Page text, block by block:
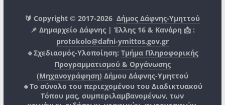
🔰 Copyright © 2017-2026Δήμος Δάφνης-Υμηττού
📌 Δημαρχείο Δάφνης | Έλλης 16 & Κανάρη 📩 :
protokolo@dafni-ymittos.gov.gr
🔹Σχεδιασμός-Υλοποίηση: Τμήμα Πληροφορικής
Προγραμματισμού & Οργάνωσης
(Μηχανογράφηση) Δήμου Δάφνης-Υμηττού
🔸Το σύνολο του περιεχομένου του Διαδικτυακού
Τόπου μας, συμπεριλαμβανομένων, των